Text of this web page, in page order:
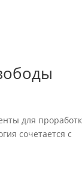
для
сочетается с